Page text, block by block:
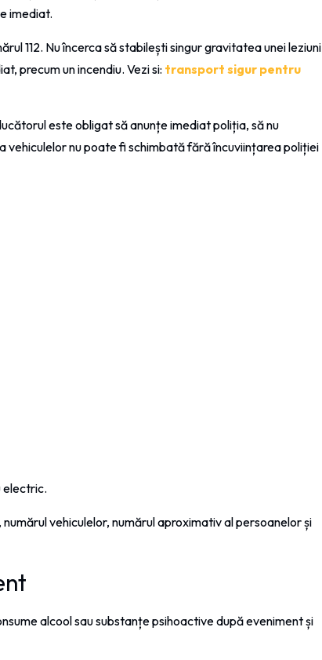
imediat.
112. Nu încerca să stabilești singur gravitatea unei leziuni
precum un incendiu. Vezi si: transport sigur pentru
este obligat să anunțe imediat poliția, să nu
vehiculelor nu poate fi schimbată fără încuviințarea poliției
electric.
vehiculelor, numărul aproximativ al persoanelor și
alcool sau substanțe psihoactive după eveniment și